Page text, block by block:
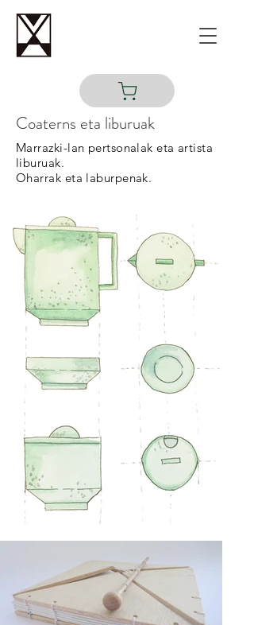
Coaterns eta liburuak
Marrazki-lan pertsonalak eta artista
liburuak.
Oharrak eta laburpenak.